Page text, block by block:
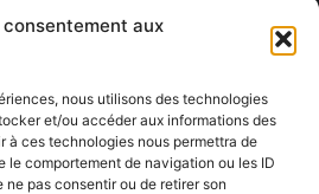
consentement aux
nous utilisons des technologies
et/ou accéder aux informations des
à ces technologies nous permettra de
le comportement de navigation ou les ID
pas consentir ou de retirer son